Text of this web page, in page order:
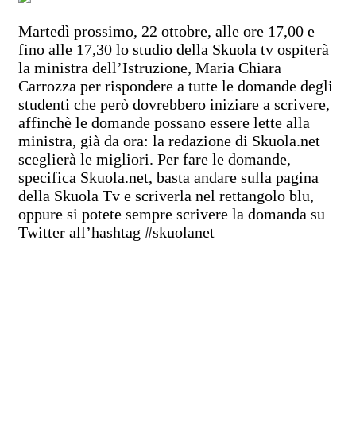
Martedì prossimo, 22 ottobre, alle ore 17,00 e
fino alle 17,30 lo studio della Skuola tv ospiterà
la ministra dell’Istruzione, Maria Chiara
Carrozza per rispondere a tutte le domande degli
studenti che però dovrebbero iniziare a scrivere,
affinchè le domande possano essere lette alla
ministra, già da ora: la redazione di Skuola.net
sceglierà le migliori. Per fare le domande,
specifica Skuola.net, basta andare sulla pagina
della Skuola Tv e scriverla nel rettangolo blu,
oppure si potete sempre scrivere la domanda su
Twitter all’hashtag #skuolanet